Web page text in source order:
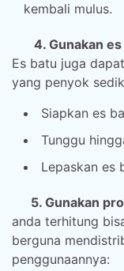
kembali mulus.
4. Gunakan es
Es batu juga
yang penyok
Siapkan es
Tunggu
Lepaskan es
5. Gunakan
anda terhitung
berguna
penggunaannya: